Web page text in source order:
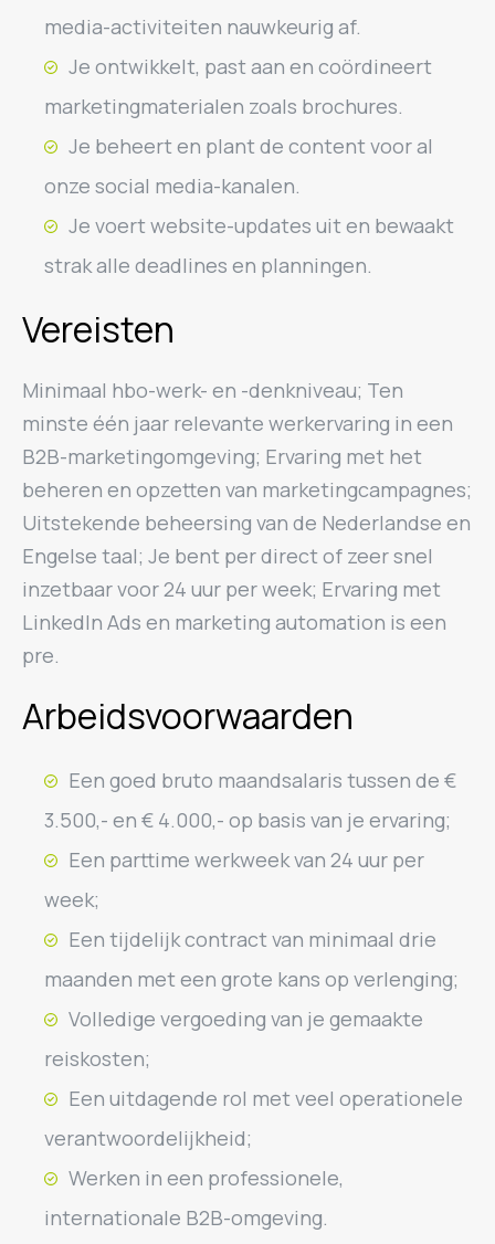
media-activiteiten nauwkeurig af.
Je ontwikkelt, past aan en coördineert
marketingmaterialen zoals brochures.
Je beheert en plant de content voor al
onze social media-kanalen.
Je voert website-updates uit en bewaakt
strak alle deadlines en planningen.
Vereisten
Minimaal hbo-werk- en -denkniveau; Ten
minste één jaar relevante werkervaring in een
B2B-marketingomgeving; Ervaring met het
beheren en opzetten van marketingcampagnes;
Uitstekende beheersing van de Nederlandse en
Engelse taal; Je bent per direct of zeer snel
inzetbaar voor 24 uur per week; Ervaring met
LinkedIn Ads en marketing automation is een
pre.
Arbeidsvoorwaarden
Een goed bruto maandsalaris tussen de €
3.500,- en € 4.000,- op basis van je ervaring;
Een parttime werkweek van 24 uur per
week;
Een tijdelijk contract van minimaal drie
maanden met een grote kans op verlenging;
Volledige vergoeding van je gemaakte
reiskosten;
Een uitdagende rol met veel operationele
verantwoordelijkheid;
Werken in een professionele,
internationale B2B-omgeving.